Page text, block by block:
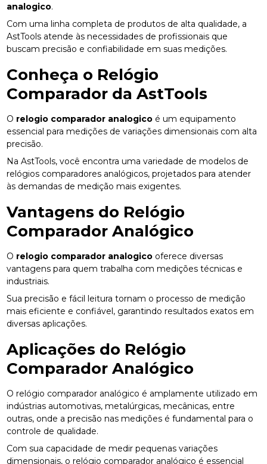
analogico.
Com uma linha completa de produtos de alta qualidade, a
AstTools atende às necessidades de profissionais que
buscam precisão e confiabilidade em suas medições.
Conheça o Relógio
Comparador da AstTools
O relogio comparador analogico é um equipamento
essencial para medições de variações dimensionais com alta
precisão.
Na AstTools, você encontra uma variedade de modelos de
relógios comparadores analógicos, projetados para atender
às demandas de medição mais exigentes.
Vantagens do Relógio
Comparador Analógico
O relogio comparador analogico oferece diversas
vantagens para quem trabalha com medições técnicas e
industriais.
Sua precisão e fácil leitura tornam o processo de medição
mais eficiente e confiável, garantindo resultados exatos em
diversas aplicações.
Aplicações do Relógio
Comparador Analógico
O relógio comparador analógico é amplamente utilizado em
indústrias automotivas, metalúrgicas, mecânicas, entre
outras, onde a precisão nas medições é fundamental para o
controle de qualidade.
Com sua capacidade de medir pequenas variações
dimensionais, o relógio comparador analógico é essencial